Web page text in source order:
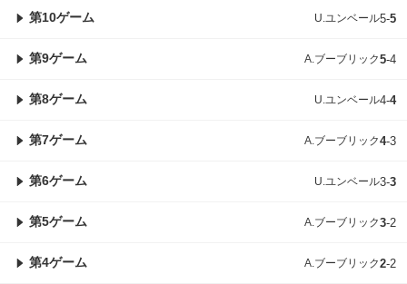
第10ゲーム U.ユンベール5-5
第9ゲーム A.ブーブリック5-4
第8ゲーム U.ユンベール4-4
第7ゲーム A.ブーブリック4-3
第6ゲーム U.ユンベール3-3
第5ゲーム A.ブーブリック3-2
第4ゲーム A.ブーブリック2-2